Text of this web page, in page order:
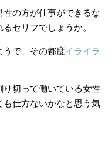
の方が仕事ができるな
セリフでしょうか。
うで、その都度イライラ
切って働いている女性
も仕方ないかなと思う気